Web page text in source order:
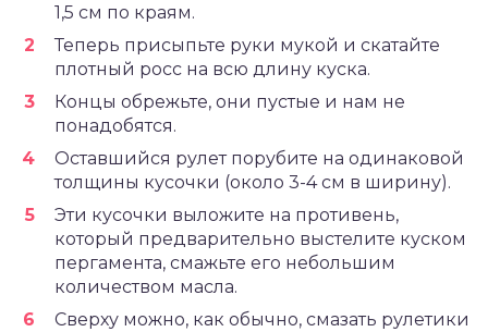
1,5 см по краям.
Теперь присыпьте руки мукой и скатайте
плотный росс на всю длину куска.
Концы обрежьте, они пустые и нам не
понадобятся.
Оставшийся рулет порубите на одинаковой
толщины кусочки (около 3-4 см в ширину).
Эти кусочки выложите на противень,
который предварительно выстелите куском
пергамента, смажьте его небольшим
количеством масла.
Сверху можно, как обычно, смазать рулетики